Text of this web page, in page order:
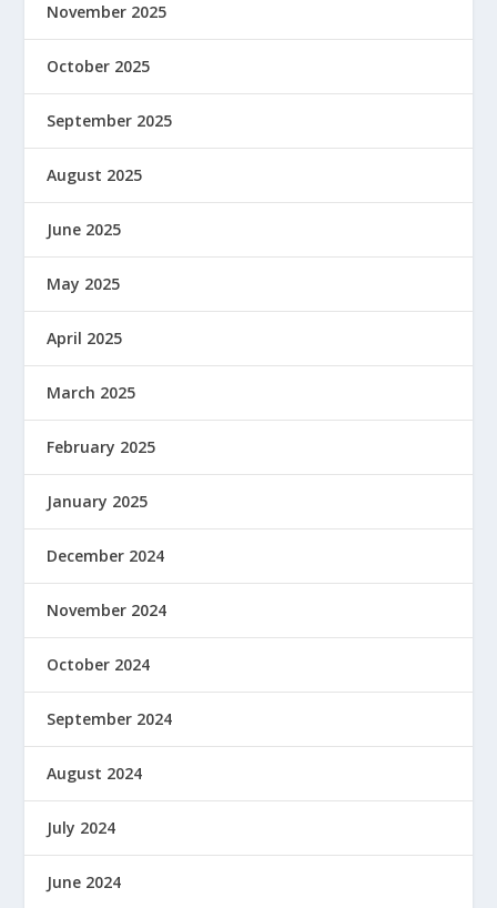
November 2025
October 2025
September 2025
August 2025
June 2025
May 2025
April 2025
March 2025
February 2025
January 2025
December 2024
November 2024
October 2024
September 2024
August 2024
July 2024
June 2024